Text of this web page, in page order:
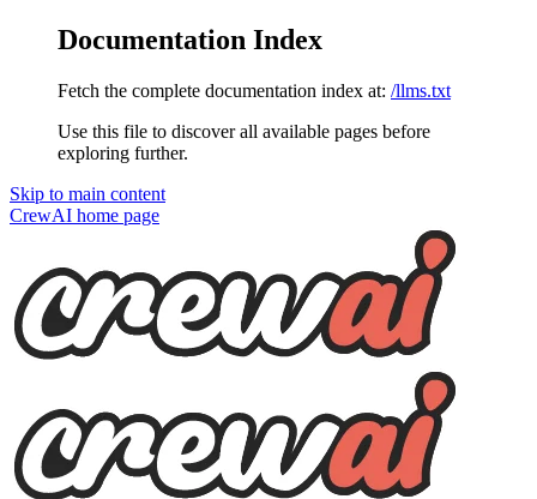
Documentation Index
Fetch the complete documentation index at: /llms.txt
Use this file to discover all available pages before
exploring further.
Skip to main content
CrewAI home page